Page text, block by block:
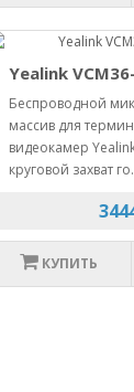
Yealink
Беспроводной
массив для
видеокамер
круговой захват
КУПИТЬ